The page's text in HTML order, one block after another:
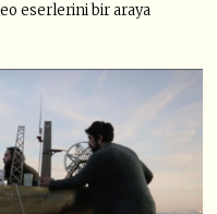
eserlerini bir araya